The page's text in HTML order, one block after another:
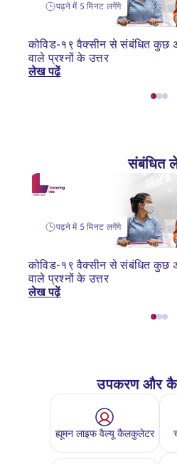
पढ़ने में 5 मिनट लगेंगे
कोविड-१९ वैक्सीन से संबंधित कुछ
वाले प्रश्नों के उत्तर
लेख पढ़ें
संबंधित
पढ़ने में 5 मिनट लगेंगे
कोविड-१९ वैक्सीन से संबंधित कुछ
वाले प्रश्नों के उत्तर
लेख पढ़ें
उपकरण और
ह्यूमन लाइफ वैल्यू कैलकुलेटर